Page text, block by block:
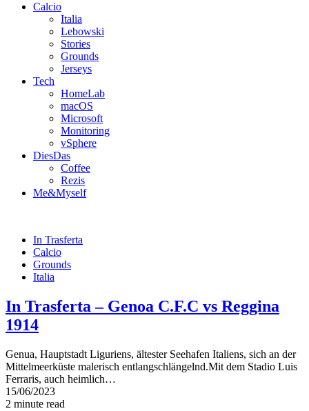
Calcio
Italia
Lebowski
Stories
Grounds
Jerseys
Tech
HomeLab
macOS
Microsoft
Monitoring
vSphere
DiesDas
Coffee
Rezis
Me&Myself
In Trasferta
Calcio
Grounds
Italia
In Trasferta – Genoa C.F.C vs Reggina
1914
Genua, Hauptstadt Liguriens, ältester Seehafen Italiens, sich an der
Mittelmeerküste malerisch entlangschlängelnd.Mit dem Stadio Luis
Ferraris, auch heimlich…
15/06/2023
2 minute read